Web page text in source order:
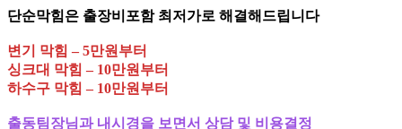
단순막힘은 출장비포함 최저가로 해결해드립니다
변기 막힘 – 5만원부터
싱크대 막힘 – 10만원부터
하수구 막힘 – 10만원부터
출동팀장님과 내시경을 보면서 상담 및 비용결정